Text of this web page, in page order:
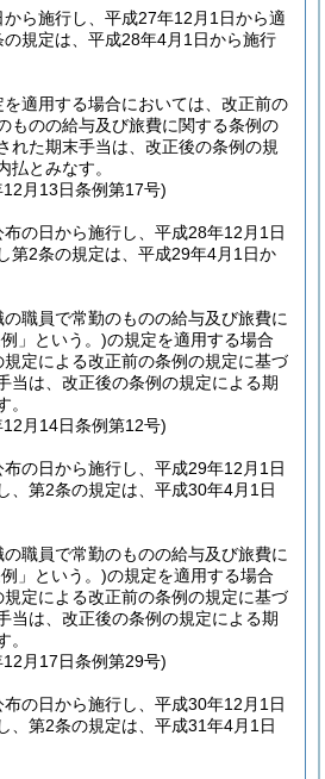
ら施行し、平成27年12月1日から適
の規定は、平成28年4月1日から施行
適用する場合においては、改正前の
ものの給与及び旅費に関する条例の
れた期末手当は、改正後の条例の規
払とみなす。
月13日条例第17号)
布の日から施行し、平成28年12月1日
第2条の規定は、平成29年4月1日か
職員で常勤のものの給与及び旅費に
」という。)の規定を適用する場合
定による改正前の条例の規定に基づ
当は、改正後の条例の規定による期
。
月14日条例第12号)
布の日から施行し、平成29年12月1日
、第2条の規定は、平成30年4月1日
職員で常勤のものの給与及び旅費に
」という。)の規定を適用する場合
定による改正前の条例の規定に基づ
当は、改正後の条例の規定による期
。
月17日条例第29号)
布の日から施行し、平成30年12月1日
、第2条の規定は、平成31年4月1日